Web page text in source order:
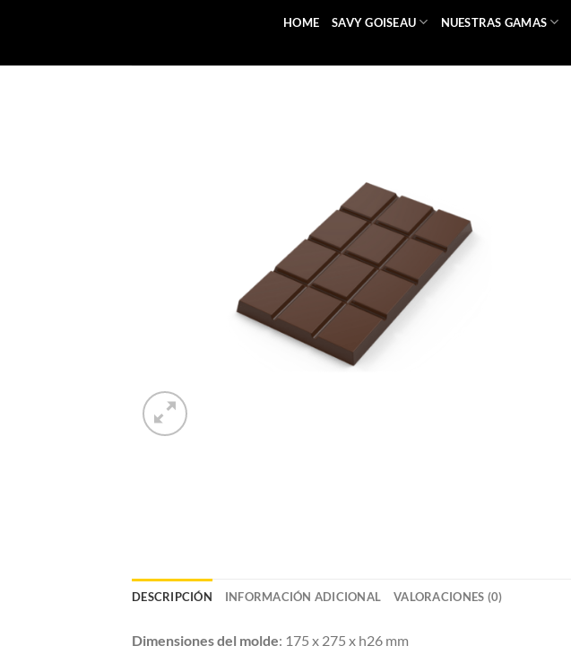
HOME SAVY GOISEAU NUESTRAS GAMAS
DESCRIPCIÓN INFORMACIÓN ADICIONAL VALORACIONES (0)
Dimensiones del molde: 175 x 275 x h26 mm